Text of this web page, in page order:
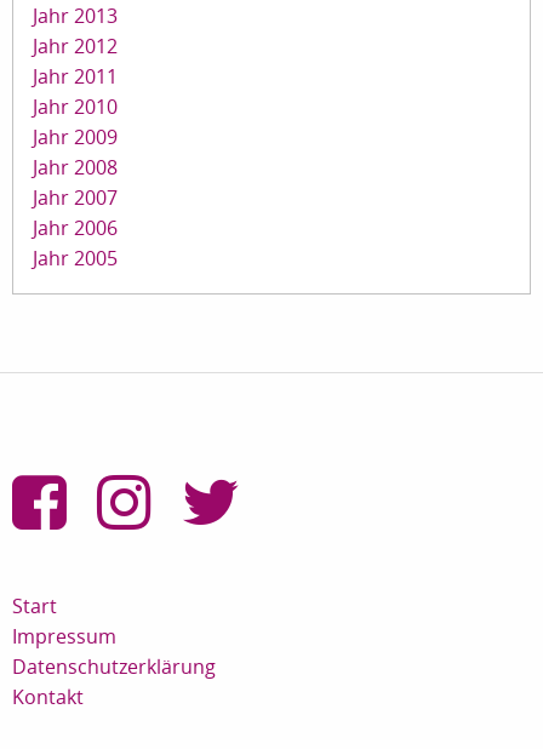
Jahr 2013
Jahr 2012
Jahr 2011
Jahr 2010
Jahr 2009
Jahr 2008
Jahr 2007
Jahr 2006
Jahr 2005
Start
Impressum
Datenschutzerklärung
Kontakt